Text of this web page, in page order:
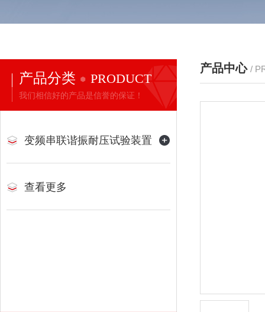
产品分类 PRODUCT
我们相信好的产品是信誉的保证！
变频串联谐振耐压试验装置
查看更多
产品中心 /